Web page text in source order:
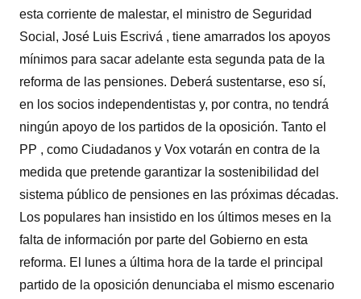
esta corriente de malestar, el ministro de Seguridad
Social, José Luis Escrivá , tiene amarrados los apoyos
mínimos para sacar adelante esta segunda pata de la
reforma de las pensiones. Deberá sustentarse, eso sí,
en los socios independentistas y, por contra, no tendrá
ningún apoyo de los partidos de la oposición. Tanto el
PP , como Ciudadanos y Vox votarán en contra de la
medida que pretende garantizar la sostenibilidad del
sistema público de pensiones en las próximas décadas.
Los populares han insistido en los últimos meses en la
falta de información por parte del Gobierno en esta
reforma. El lunes a última hora de la tarde el principal
partido de la oposición denunciaba el mismo escenario